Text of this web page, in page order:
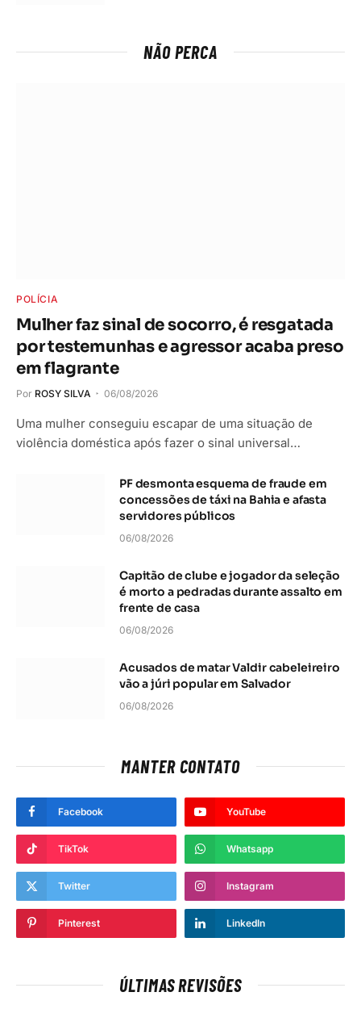
NÃO PERCA
POLÍCIA
Mulher faz sinal de socorro, é resgatada
por testemunhas e agressor acaba preso
em flagrante
Por ROSY SILVA 06/08/2026
Uma mulher conseguiu escapar de uma situação de
violência doméstica após fazer o sinal universal…
PF desmonta esquema de fraude em
concessões de táxi na Bahia e afasta
servidores públicos
06/08/2026
Capitão de clube e jogador da seleção
é morto a pedradas durante assalto em
frente de casa
06/08/2026
Acusados de matar Valdir cabeleireiro
vão a júri popular em Salvador
06/08/2026
MANTER CONTATO
Facebook YouTube
TikTok Whatsapp
Twitter Instagram
Pinterest LinkedIn
ÚLTIMAS REVISÕES